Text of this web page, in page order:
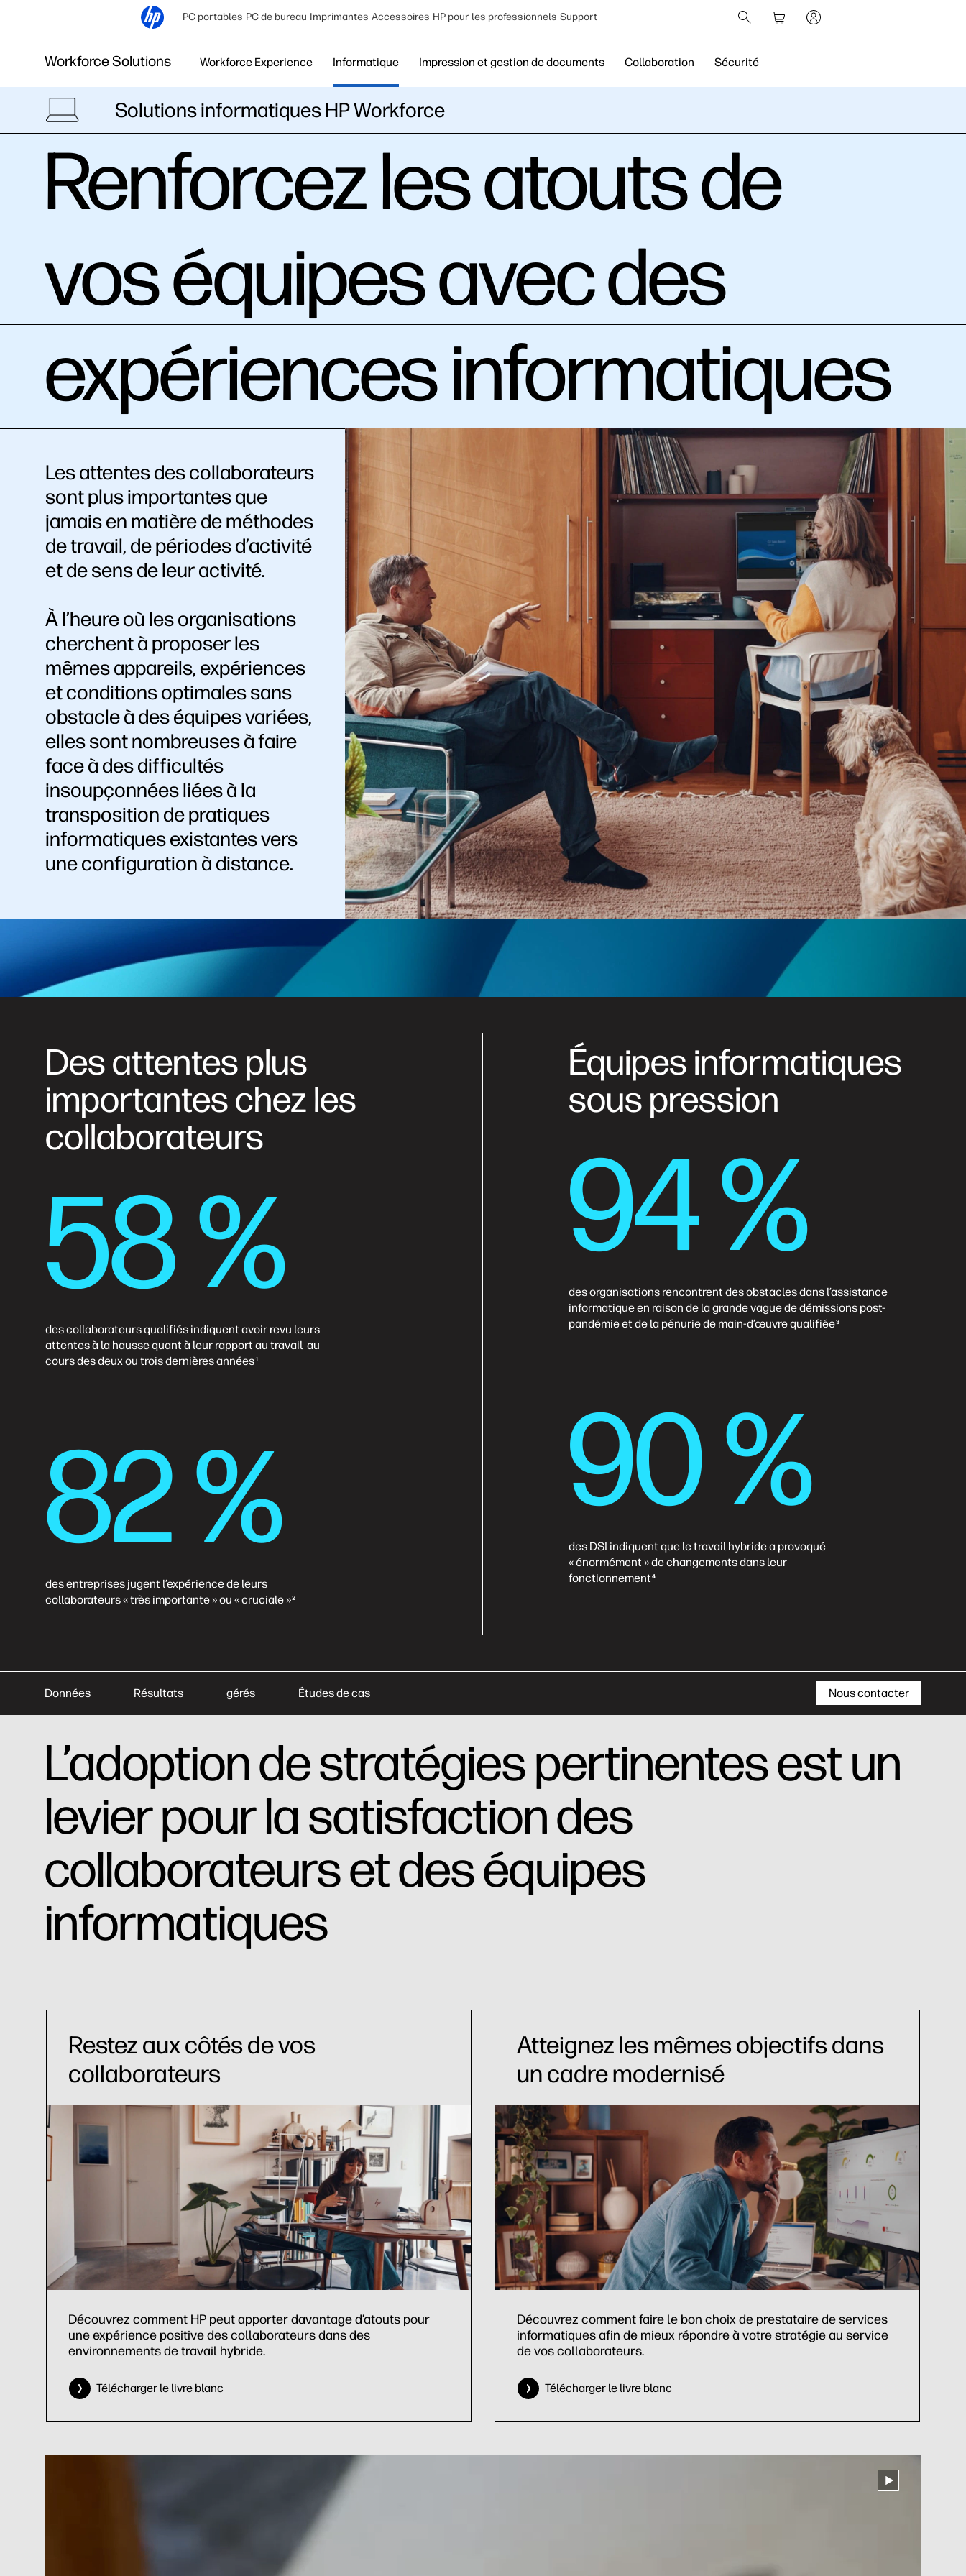
PC portables PC de bureau Imprimantes Accessoires HP pour les professionnels Support
Workforce Solutions Workforce Experience Informatique Impression et gestion de documents Collaboration Sécurité
Solutions informatiques HP Workforce
Renforcez les atouts de
vos équipes avec des
expériences informatiques
améliorées
Les attentes des collaborateurs
sont plus importantes que
jamais en matière de méthodes
de travail, de périodes d’activité
et de sens de leur activité.
À l’heure où les organisations
cherchent à proposer les
mêmes appareils, expériences
et conditions optimales sans
obstacle à des équipes variées,
elles sont nombreuses à faire
face à des difficultés
insoupçonnées liées à la
transposition de pratiques
informatiques existantes vers
une configuration à distance.
Des attentes plus
importantes chez les
collaborateurs
58 %
des collaborateurs qualifiés indiquent avoir revu leurs
attentes à la hausse quant à leur rapport au travail au
cours des deux ou trois dernières années1
82 %
des entreprises jugent l’expérience de leurs
collaborateurs « très importante » ou « cruciale »2
Équipes informatiques
sous pression
94 %
des organisations rencontrent des obstacles dans l’assistance
informatique en raison de la grande vague de démissions post-
pandémie et de la pénurie de main-d’œuvre qualifiée3
90 %
des DSI indiquent que le travail hybride a provoqué
« énormément » de changements dans leur
fonctionnement 4
Données Résultats gérés Études de cas Nous contacter
L’adoption de stratégies pertinentes est un
levier pour la satisfaction des
collaborateurs et des équipes
informatiques
Restez aux côtés de vos
collaborateurs
Découvrez comment HP peut apporter davantage d’atouts pour
une expérience positive des collaborateurs dans des
environnements de travail hybride.
Télécharger le livre blanc
Atteignez les mêmes objectifs dans
un cadre modernisé
Découvrez comment faire le bon choix de prestataire de services
informatiques afin de mieux répondre à votre stratégie au service
de vos collaborateurs.
Télécharger le livre blanc